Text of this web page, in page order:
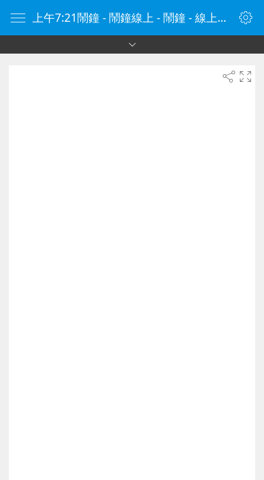
上午7:21鬧鐘 - 鬧鐘線上 - 鬧鐘 - 線上鬧鐘 - 在線鬧鐘 - 鬧鐘在線 - naozhong.tw